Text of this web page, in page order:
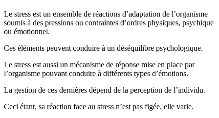
Le stress est un ensemble de réactions d’adaptation de l’organisme
soumis à des pressions ou contraintes d’ordres physiques, psychique
ou émotionnel.
Ces éléments peuvent conduire à un déséquilibre psychologique.
Le stress est aussi un mécanisme de réponse mise en place par
l’organisme pouvant conduire à différents types d’émotions.
La gestion de ces dernières dépend de la perception de l’individu.
Ceci étant, sa réaction face au stress n’est pas figée, elle varie.